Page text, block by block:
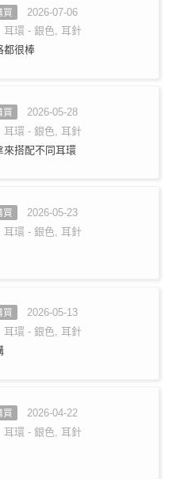
買
2026-07-06
耳環 - 銀色, 耳針
都很棒
買
2026-05-28
耳環 - 銀色, 耳針
來搭配不同耳環
買
2026-05-23
耳環 - 銀色, 耳針
買
2026-05-13
耳環 - 銀色, 耳針
買
2026-04-22
耳環 - 銀色, 耳針